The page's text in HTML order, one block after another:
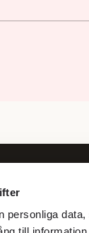
personliga